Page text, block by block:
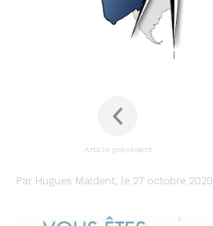
Article précédent
Par Hugues Maldent, le 27 octobre 2020.